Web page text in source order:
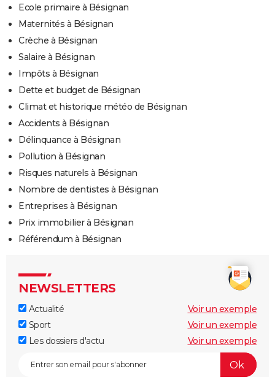
Ecole primaire à Bésignan
Maternités à Bésignan
Crèche à Bésignan
Salaire à Bésignan
Impôts à Bésignan
Dette et budget de Bésignan
Climat et historique météo de Bésignan
Accidents à Bésignan
Délinquance à Bésignan
Pollution à Bésignan
Risques naturels à Bésignan
Nombre de dentistes à Bésignan
Entreprises à Bésignan
Prix immobilier à Bésignan
Référendum à Bésignan
NEWSLETTERS
Actualité
Voir un exemple
Sport
Voir un exemple
Les dossiers d'actu
Voir un exemple